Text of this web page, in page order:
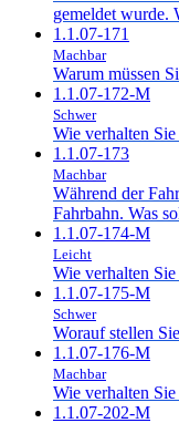
gemeldet wurde.
1.1.07-171
Machbar
Warum müssen
1.1.07-172-M
Schwer
Wie verhalten
1.1.07-173
Machbar
Während der
Fahrbahn. Was
1.1.07-174-M
Leicht
Wie verhalten
1.1.07-175-M
Schwer
Worauf stellen
1.1.07-176-M
Machbar
Wie verhalten
1.1.07-202-M